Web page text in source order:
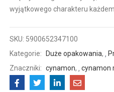
wyjątkowego charakteru
SKU: 5900652347100
Kategorie:
Duże opakowania,
Znaczniki: cynamon, cynamon